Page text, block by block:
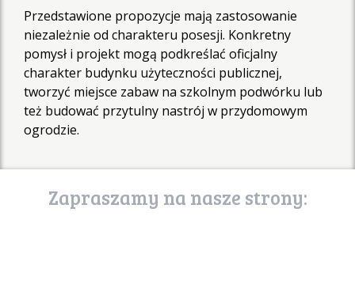
Przedstawione propozycje mają zastosowanie
niezależnie od charakteru posesji. Konkretny
pomysł i projekt mogą podkreślać oficjalny
charakter budynku użyteczności publicznej,
tworzyć miejsce zabaw na szkolnym podwórku lub
też budować przytulny nastrój w przydomowym
ogrodzie.
Zapraszamy na nasze strony: